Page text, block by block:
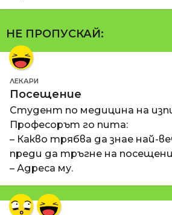
НЕ ПРОПУСКАЙ:
ЛЕКАРИ
Посещение
Студент по медицина на
Професорът го пита:
– Какво трябва да знае най-
преди да тръгне на
– Адреса му.